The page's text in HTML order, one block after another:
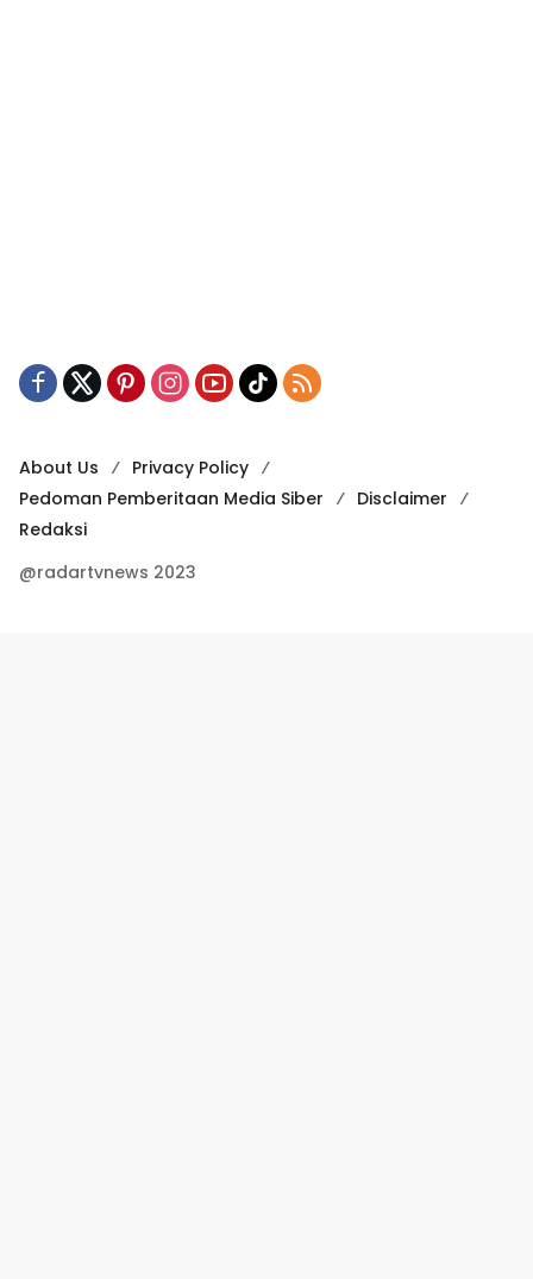
About Us
Privacy Policy
Pedoman Pemberitaan Media Siber
Disclaimer
Redaksi
@radartvnews 2023